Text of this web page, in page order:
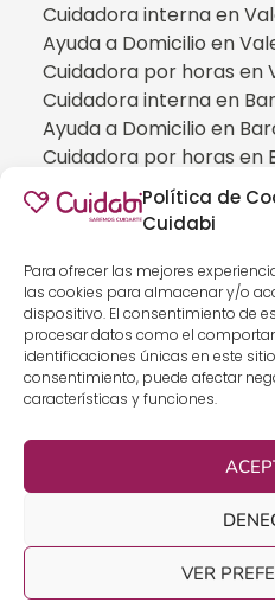
Política de
Cuidabi
Para ofrecer las mejores
las cookies para almacenar y/o
dispositivo. El consentimiento de
procesar datos como el
identificaciones únicas en este
consentimiento, puede afectar
características y funciones.
VER
Cuidadora interna en
Ayuda a Domicilio en
Cuidadora por horas en
Cuidadora interna en
Ayuda a Domicilio en
Cuidadora por horas en
Cuidadora interna en
Ayuda a Domicilio en
CUIDADOS
Cuidadoras de
Cuidadoras de
Cuidadoras de personas
Cuidados especializados
Cuidados